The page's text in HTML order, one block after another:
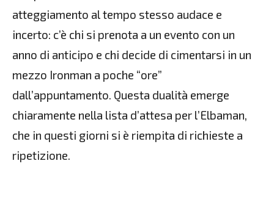
atteggiamento al tempo stesso audace e
incerto: c’è chi si prenota a un evento con un
anno di anticipo e chi decide di cimentarsi in un
mezzo Ironman a poche “ore”
dall’appuntamento. Questa dualità emerge
chiaramente nella lista d’attesa per l’Elbaman,
che in questi giorni si è riempita di richieste a
ripetizione.